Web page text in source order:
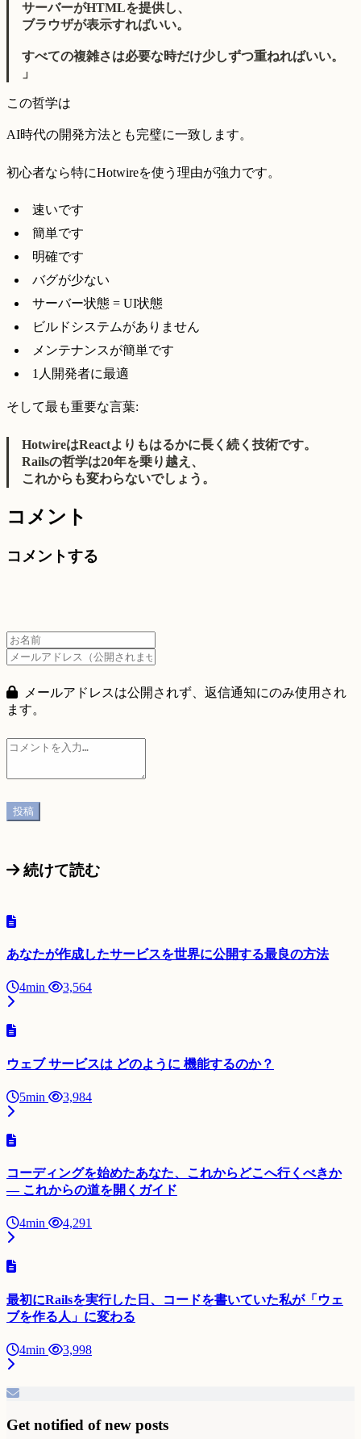
サーバーがHTMLを提供し、
ブラウザが表示すればいい。
すべての複雑さは必要な時だけ少しずつ重ねればいい。
」
この哲学は
AI時代の開発方法とも完璧に一致します。
初心者なら特にHotwireを使う理由が強力です。
速いです
簡単です
明確です
バグが少ない
サーバー状態 = UI状態
ビルドシステムがありません
メンテナンスが簡単です
1人開発者に最適
そして最も重要な言葉:
HotwireはReactよりもはるかに長く続く技術です。
Railsの哲学は20年を乗り越え、
これからも変わらないでしょう。
コメント
コメントする
メールアドレスは公開されず、返信通知にのみ使用され
ます。
続けて読む
あなたが作成したサービスを世界に公開する最良の方法
4min 3,564
ウェブ サービスは どのように 機能するのか？
5min 3,984
コーディングを始めたあなた、これからどこへ行くべきか
— これからの道を開くガイド
4min 4,291
最初にRailsを実行した日、コードを書いていた私が「ウェ
ブを作る人」に変わる
4min 3,998
Get notified of new posts